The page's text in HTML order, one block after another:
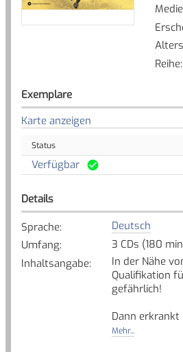
Reihe:
Exemplare
Karte anzeigen
Status
Verfügbar
Details
Sprache:
Deutsch
Umfang:
3 CDs (180
Inhaltsangabe:
In der Nähe
Qualifikation
gefährlich!
Dann
Freundin und
Mehr...